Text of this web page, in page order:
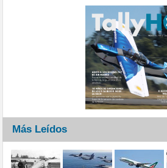
Más Leídos